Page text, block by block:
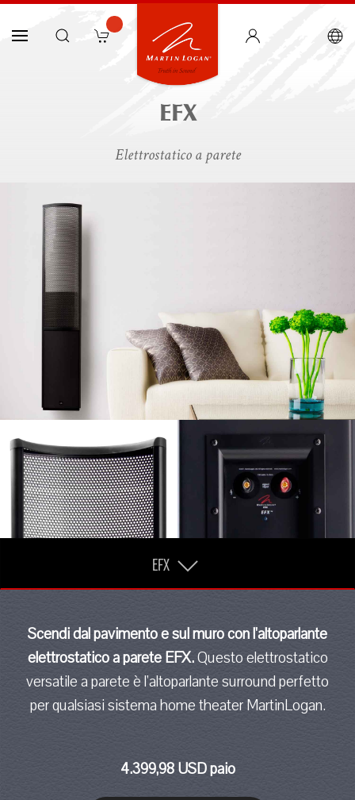
EFX
Elettrostatico a parete
EFX
Scendi dal pavimento e sul muro con l'altoparlante
elettrostatico a parete EFX.Questo elettrostatico
versatile a parete è l'altoparlante surround perfetto
per qualsiasi sistema home theater MartinLogan.
4.399,98 USD paio